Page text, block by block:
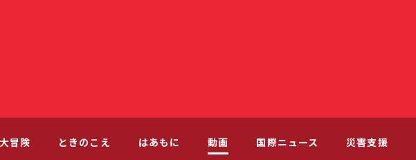
冒険 ときのこえ はあもに 動画 国際ニュース 災害支援